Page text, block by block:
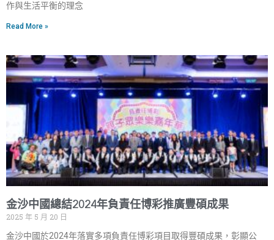
作與生活平衡的理念
Read More »
金沙中國總結2024年負責任博彩推廣豐碩成果
2025 年 5 月 20 日
金沙中國於2024年落實多項負責任博彩項目取得豐碩成果，彰顯公